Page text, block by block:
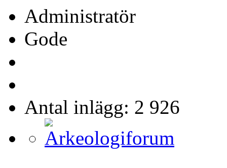
Administratör
Gode
Antal inlägg: 2 926